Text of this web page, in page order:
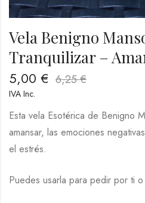
Vela Benigno
Tranquilizar –
5,00 € 6,25€
IVA Inc.
Esta vela Esotérica de Benigno
amansar, las emociones
el estrés.
Puedes usarla para pedir por ti